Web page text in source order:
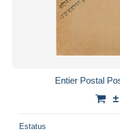
Entier Postal
Estatus